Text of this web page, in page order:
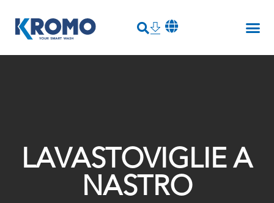
LAVASTOVIGLIE A
NASTRO